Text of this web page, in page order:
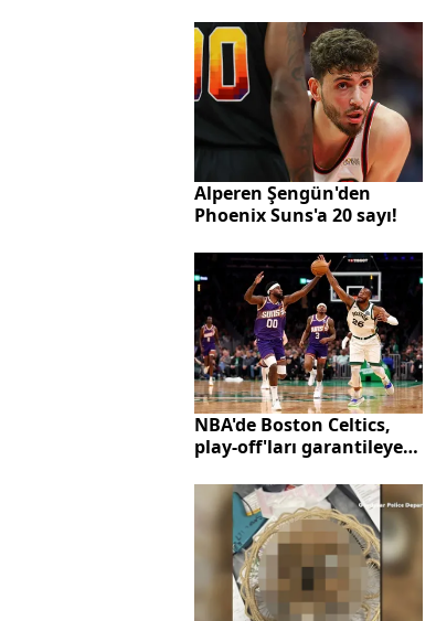
Alperen Şengün'den
Phoenix Suns'a 20 sayı!
NBA'de Boston Celtics,
play-off'ları garantileyen